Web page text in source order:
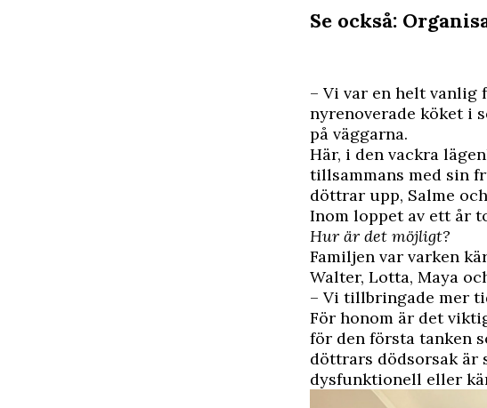
Se också:
– Vi var en helt vanlig
nyrenoverade köket i
på väggarna.
Här, i den vackra
tillsammans med sin
döttrar upp, Salme
Inom loppet av ett år
Hur är det möjligt?
Familjen var varken
Walter, Lotta, Maya
– Vi tillbringade mer
För honom är det
för den första tanken
döttrars dödsorsak är
dysfunktionell eller